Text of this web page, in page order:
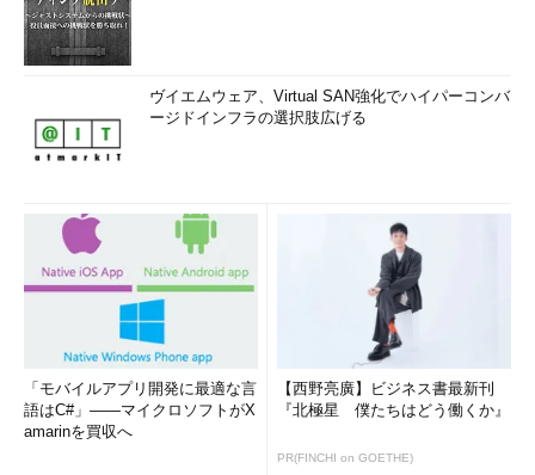
ヴイエムウェア、Virtual SAN強化でハイパーコンバ
ージドインフラの選択肢広げる
「モバイルアプリ開発に最適な言
語はC#」――マイクロソフトがX
amarinを買収へ
【西野亮廣】ビジネス書最新刊
『北極星 僕たちはどう働くか』
PR(FINCHI on GOETHE)